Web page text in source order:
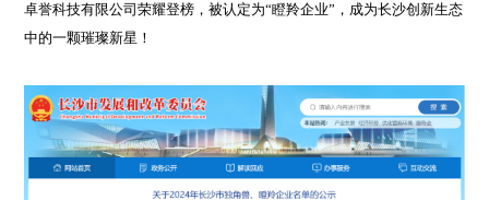
卓誉科技有限公司荣耀登榜，被认定为“瞪羚企业”，成为长沙创新生态
中的一颗璀璨新星！